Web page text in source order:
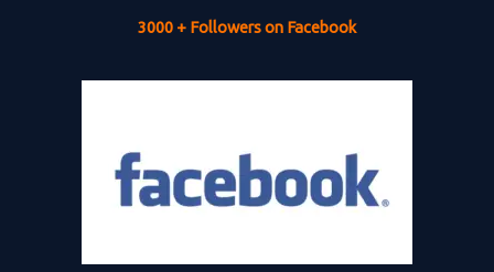
3000 + Followers on Facebook